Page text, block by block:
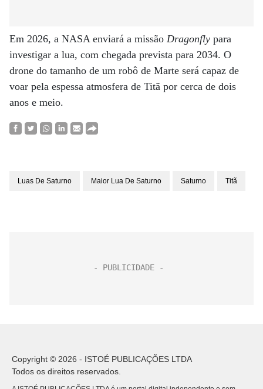
Em 2026, a NASA enviará a missão Dragonfly para
investigar a lua, com chegada prevista para 2034. O
drone do tamanho de um robô de Marte será capaz de
voar pela espessa atmosfera de Titã por cerca de dois
anos e meio.
Luas De Saturno Maior Lua De Saturno Saturno Titã
Copyright © 2026 - ISTOÉ PUBLICAÇÕES LTDA
Todos os direitos reservados.